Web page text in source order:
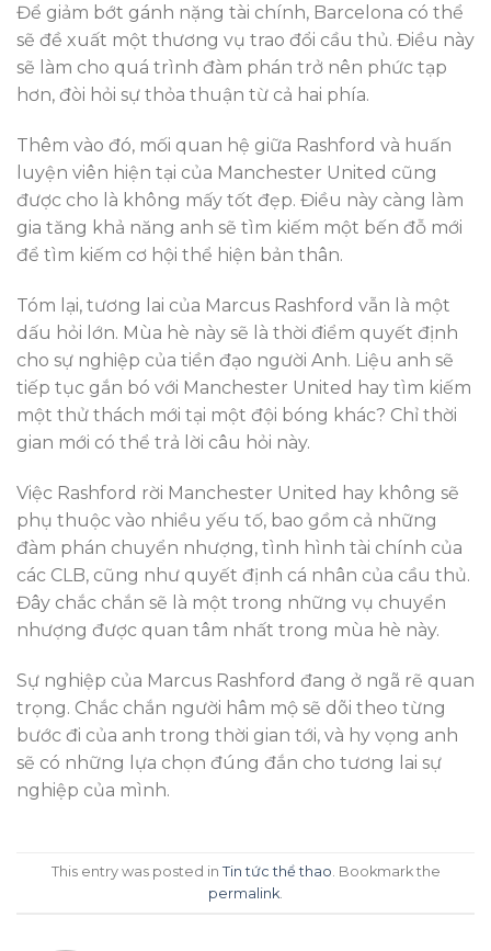
Để giảm bớt gánh nặng tài chính, Barcelona có thể
sẽ đề xuất một thương vụ trao đổi cầu thủ. Điều này
sẽ làm cho quá trình đàm phán trở nên phức tạp
hơn, đòi hỏi sự thỏa thuận từ cả hai phía.
Thêm vào đó, mối quan hệ giữa Rashford và huấn
luyện viên hiện tại của Manchester United cũng
được cho là không mấy tốt đẹp. Điều này càng làm
gia tăng khả năng anh sẽ tìm kiếm một bến đỗ mới
để tìm kiếm cơ hội thể hiện bản thân.
Tóm lại, tương lai của Marcus Rashford vẫn là một
dấu hỏi lớn. Mùa hè này sẽ là thời điểm quyết định
cho sự nghiệp của tiền đạo người Anh. Liệu anh sẽ
tiếp tục gắn bó với Manchester United hay tìm kiếm
một thử thách mới tại một đội bóng khác? Chỉ thời
gian mới có thể trả lời câu hỏi này.
Việc Rashford rời Manchester United hay không sẽ
phụ thuộc vào nhiều yếu tố, bao gồm cả những
đàm phán chuyển nhượng, tình hình tài chính của
các CLB, cũng như quyết định cá nhân của cầu thủ.
Đây chắc chắn sẽ là một trong những vụ chuyển
nhượng được quan tâm nhất trong mùa hè này.
Sự nghiệp của Marcus Rashford đang ở ngã rẽ quan
trọng. Chắc chắn người hâm mộ sẽ dõi theo từng
bước đi của anh trong thời gian tới, và hy vọng anh
sẽ có những lựa chọn đúng đắn cho tương lai sự
nghiệp của mình.
This entry was posted in Tin tức thể thao . Bookmark the
permalink